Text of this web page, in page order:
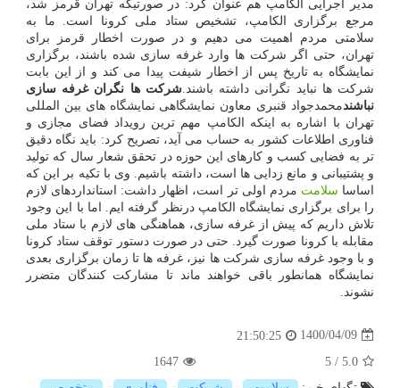
مدیر اجرایی الکامپ هم عنوان کرد: در صورتیکه تهران قرمز شد،
مرجع برگزاری الکامپ، تشخیص ستاد ملی کرونا است. ما به
سلامتی مردم اهمیت می دهیم و در صورت اخطار قرمز برای
تهران، حتی اگر شرکت ها وارد غرفه سازی شده باشند، برگزاری
نمایشگاه به تاریخ پس از اخطار شیفت پیدا می کند و از این بابت
شرکت ها نباید نگرانی داشته باشند.شرکت ها نگران غرفه سازی
نباشندمحمدجواد قنبری معاون نمایشگاهی نمایشگاه های بین المللی
تهران با اشاره به اینکه الکامپ مهم ترین رویداد فضای مجازی و
فناوری اطلاعات کشور به حساب می آید، تصریح کرد: باید نگاه دقیق
تر به فضایی کسب و کارهای این حوزه در تحقق شعار سال که تولید
و پشتیبانی و مانع زدایی ها است، داشته باشیم. وی با تکیه بر این که
اساسا سلامت مردم اولی تر است، اظهار داشت: استانداردهای لازم
را برای برگزاری نمایشگاه الکامپ درنظر گرفته ایم. اما با این وجود
تلاش داریم که پیش از غرفه سازی، هماهنگی های لازم با ستاد ملی
مقابله با کرونا صورت گیرد. حتی در صورت دستور توقف ستاد کرونا
و با وجود غرفه سازی شرکت ها نیز، غرفه ها تا زمان برگزاری بعدی
نمایشگاه همانطور باقی خواهند ماند تا مشارکت کنندگان متضرر
نشوند.
1400/04/09
21:50:25
5.0
/
5
1647